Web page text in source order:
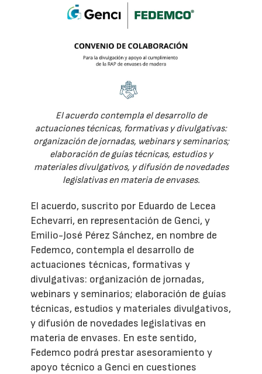
El acuerdo contempla el desarrollo de
actuaciones técnicas, formativas y divulgativas:
organización de jornadas, webinars y seminarios;
elaboración de guías técnicas, estudios y
materiales divulgativos, y difusión de novedades
legislativas en materia de envases.
El acuerdo, suscrito por Eduardo de Lecea
Echevarri, en representación de Genci, y
Emilio-José Pérez Sánchez, en nombre de
Fedemco, contempla el desarrollo de
actuaciones técnicas, formativas y
divulgativas: organización de jornadas,
webinars y seminarios; elaboración de guías
técnicas, estudios y materiales divulgativos,
y difusión de novedades legislativas en
materia de envases. En este sentido,
Fedemco podrá prestar asesoramiento y
apoyo técnico a Genci en cuestiones